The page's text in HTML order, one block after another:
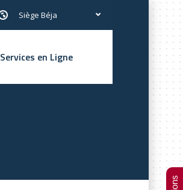
Siège Béja
Services en Ligne